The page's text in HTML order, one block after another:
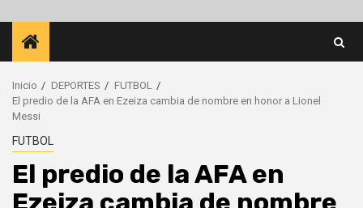
Inicio DEPORTES
FUTBOL
El predio de la AFA en Ezeiza cambia de nombre en honor a Lionel
Messi
FUTBOL
El predio de la AFA en